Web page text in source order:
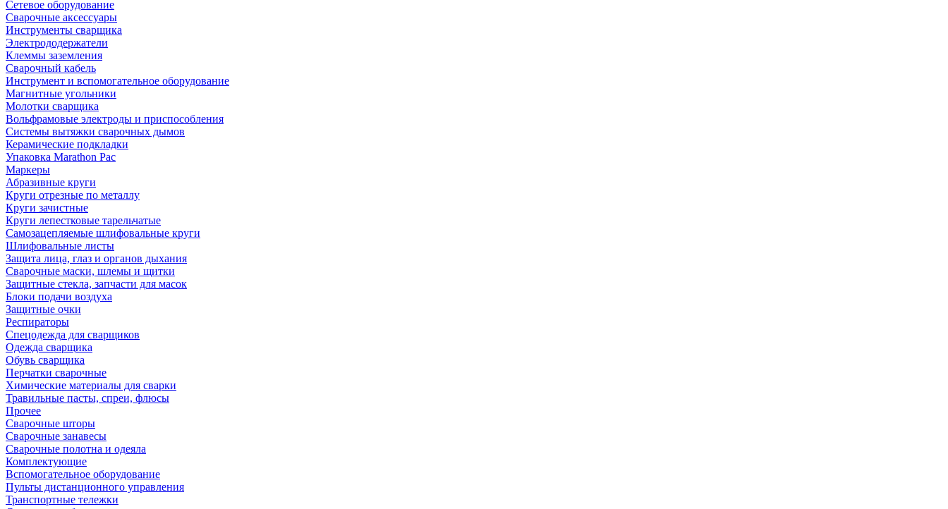
Сетевое оборудование
Сварочные аксессуары
Инструменты сварщика
Электрододержатели
Клеммы заземления
Сварочный кабель
Инструмент и вспомогательное оборудование
Магнитные угольники
Молотки сварщика
Вольфрамовые электроды и приспособления
Системы вытяжки сварочных дымов
Керамические подкладки
Упаковка Marathon Pac
Маркеры
Абразивные круги
Круги отрезные по металлу
Круги зачистные
Круги лепестковые тарельчатые
Самозацепляемые шлифовальные круги
Шлифовальные листы
Защита лица, глаз и органов дыхания
Сварочные маски, шлемы и щитки
Защитные стекла, запчасти для масок
Блоки подачи воздуха
Защитные очки
Респираторы
Спецодежда для сварщиков
Одежда сварщика
Обувь сварщика
Перчатки сварочные
Химические материалы для сварки
Травильные пасты, спреи, флюсы
Прочее
Сварочные шторы
Сварочные занавесы
Сварочные полотна и одеяла
Комплектующие
Вспомогательное оборудование
Пульты дистанционного управления
Транспортные тележки